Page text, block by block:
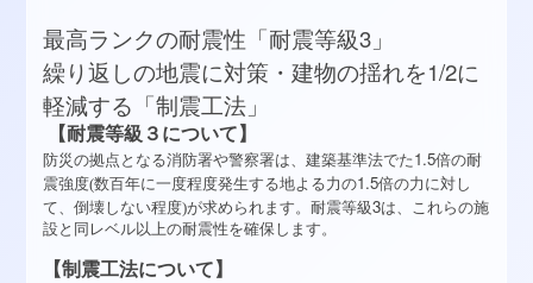
最高ランクの耐震性「耐震等級3」
繰り返しの地震に対策・建物の揺れを1/2に
軽減する「制震工法」
【耐震等級３について】
防災の拠点となる消防署や警察署は、建築基準法でた1.5倍の耐
震強度(数百年に一度程度発生する地よる力の1.5倍の力に対し
て、倒壊しない程度)が求められます。耐震等級3は、これらの施
設と同レベル以上の耐震性を確保します。
【制震工法について】